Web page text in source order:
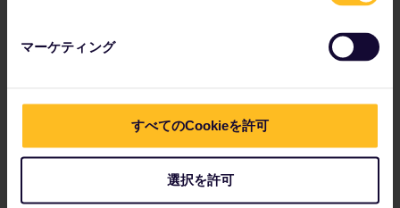
マーケティング
すべてのCookieを許可
選択を許可
新しいグローバル Plus パスを発
見
列車の座席予約料が無料になるという嬉しい特典も
付いてきます。